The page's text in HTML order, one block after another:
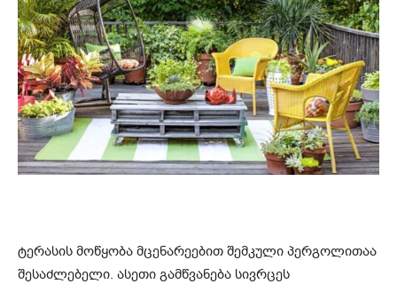
ტერასის მოწყობა მცენარეებით შემკული პერგოლითაა
შესაძლებელი. ასეთი გამწვანება სივრცეს